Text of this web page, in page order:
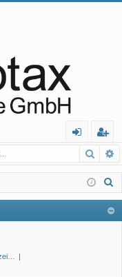
m
el
eg
ist
rie